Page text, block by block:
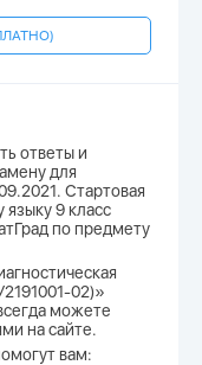
ответы и
для
Стартовая
языку 9 класс
по предмету
02)»
можете
на сайте.
вам: